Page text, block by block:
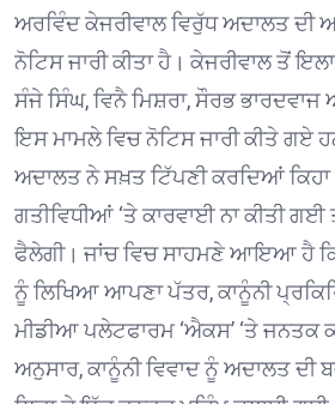
ਅਰਵਿੰਦ ਕੇਜਰੀਵਾਲ ਵਿਰੁੱਧ ਅਦਾਲਤ ਦੀ
ਨੋਟਿਸ ਜਾਰੀ ਕੀਤਾ ਹੈ। ਕੇਜਰੀਵਾਲ ਤੋਂ
ਸੰਜੇ ਸਿੰਘ, ਵਿਨੈ ਮਿਸ਼ਰਾ, ਸੌਰਭ
ਇਸ ਮਾਮਲੇ ਵਿਚ ਨੋਟਿਸ ਜਾਰੀ ਕੀਤੇ ਗਏ
ਅਦਾਲਤ ਨੇ ਸਖ਼ਤ ਟਿੱਪਣੀ ਕਰਦਿਆਂ
ਗਤੀਵਿਧੀਆਂ ‘ਤੇ ਕਾਰਵਾਈ ਨਾ ਕੀਤੀ ਗਈ
ਫੈਲੇਗੀ। ਜਾਂਚ ਵਿਚ ਸਾਹਮਣੇ ਆਇਆ ਹੈ
ਨੂੰ ਲਿਖਿਆ ਆਪਣਾ ਪੱਤਰ, ਕਾਨੂੰਨੀ
ਮੀਡੀਆ ਪਲੇਟਫਾਰਮ ‘ਐਕਸ’ ‘ਤੇ ਜਨਤਕ
ਅਨੁਸਾਰ, ਕਾਨੂੰਨੀ ਵਿਵਾਦ ਨੂੰ ਅਦਾਲਤ ਦੀ